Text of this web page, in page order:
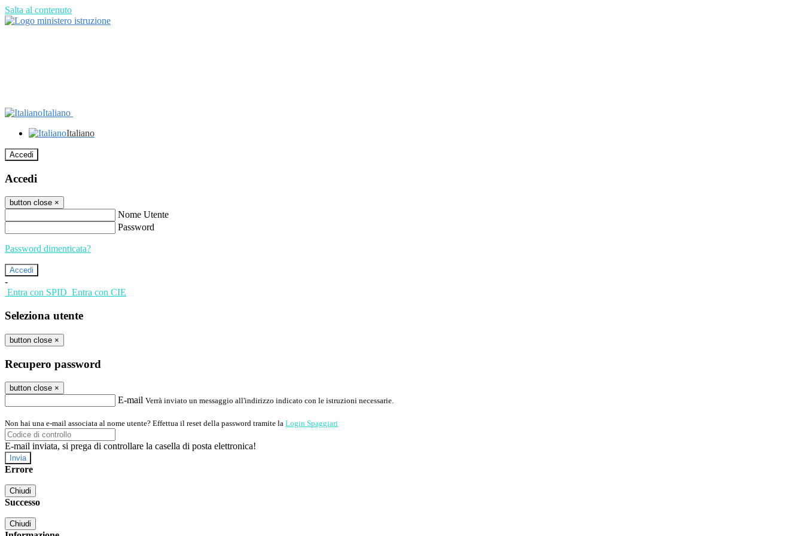
Salta al contenuto
Italiano
Italiano
Accedi
Accedi
button close ×
Nome Utente
Password
Password dimenticata?
-
Entra con SPID Entra con CIE
Seleziona utente
button close ×
Recupero password
button close ×
E-mail Verrà inviato un messaggio all'indirizzo indicato con le istruzioni necessarie.
Non hai una e-mail associata al nome utente? Effettua il reset della password tramite la Login Spaggiari
E-mail inviata, si prega di controllare la casella di posta elettronica!
Errore
Chiudi
Successo
Chiudi